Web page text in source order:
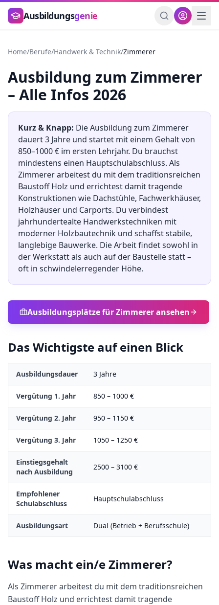
Zum Hauptinhalt springen
Ausbildungsgenie
Home/Berufe/Handwerk & Technik/Zimmerer
Ausbildung zum Zimmerer
– Alle Infos 2026
Kurz & Knapp: Die Ausbildung zum Zimmerer
dauert3 Jahre und startet mit einem Gehalt von
850–1000€ im ersten Lehrjahr. Du brauchst
mindestens einen Hauptschulabschluss. Als
Zimmerer arbeitest du mit dem traditionsreichen
Baustoff Holz und errichtest damit tragende
Konstruktionen wie Dachstühle, Fachwerkhäuser,
Holzhäuser und Carports. Du verbindest
jahrhundertealte Handwerkstechniken mit
moderner Holzbautechnik und schaffst stabile,
langlebige Bauwerke. Die Arbeit findet sowohl in
der Werkstatt als auch auf der Baustelle statt –
oft in schwindelerregender Höhe.
Ausbildungsplätze fürZimmereransehen
Das Wichtigste auf einen Blick
Ausbildungsdauer 3 Jahre
Vergütung 1. Jahr 850 – 1000 €
Vergütung 2. Jahr 950 – 1150 €
Vergütung 3. Jahr 1050 – 1250 €
Einstiegsgehalt
nach Ausbildung
2500 – 3100 €
Empfohlener
Schulabschluss
Hauptschulabschluss
Ausbildungsart Dual (Betrieb + Berufsschule)
Was macht ein/eZimmerer?
Als Zimmerer arbeitest du mit dem traditionsreichen
Baustoff Holz und errichtest damit tragende